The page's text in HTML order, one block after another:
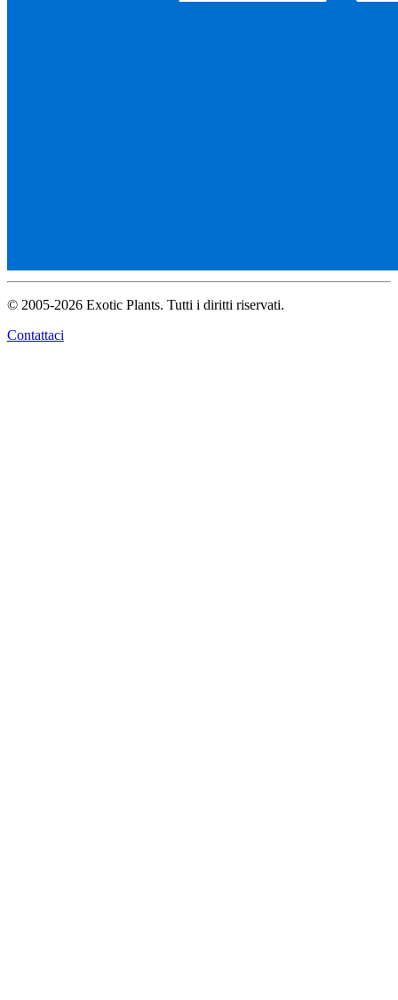
© 2005-2026 Exotic Plants. Tutti i diritti riservati.
Contattaci